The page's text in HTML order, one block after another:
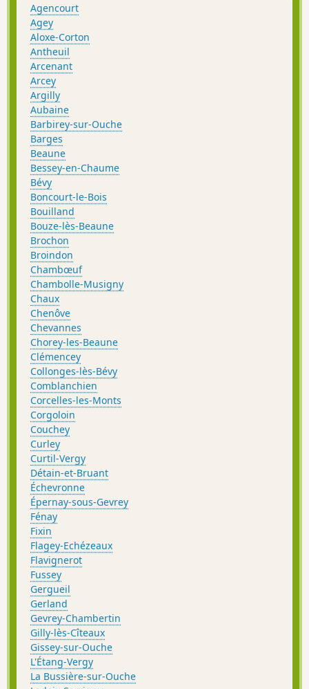
Agencourt
Agey
Aloxe-Corton
Antheuil
Arcenant
Arcey
Argilly
Aubaine
Barbirey-sur-Ouche
Barges
Beaune
Bessey-en-Chaume
Bévy
Boncourt-le-Bois
Bouilland
Bouze-lès-Beaune
Brochon
Broindon
Chambœuf
Chambolle-Musigny
Chaux
Chenôve
Chevannes
Chorey-les-Beaune
Clémencey
Collonges-lès-Bévy
Comblanchien
Corcelles-les-Monts
Corgoloin
Couchey
Curley
Curtil-Vergy
Détain-et-Bruant
Échevronne
Épernay-sous-Gevrey
Fénay
Fixin
Flagey-Echézeaux
Flavignerot
Fussey
Gergueil
Gerland
Gevrey-Chambertin
Gilly-lès-Cîteaux
Gissey-sur-Ouche
L'Étang-Vergy
La Bussière-sur-Ouche